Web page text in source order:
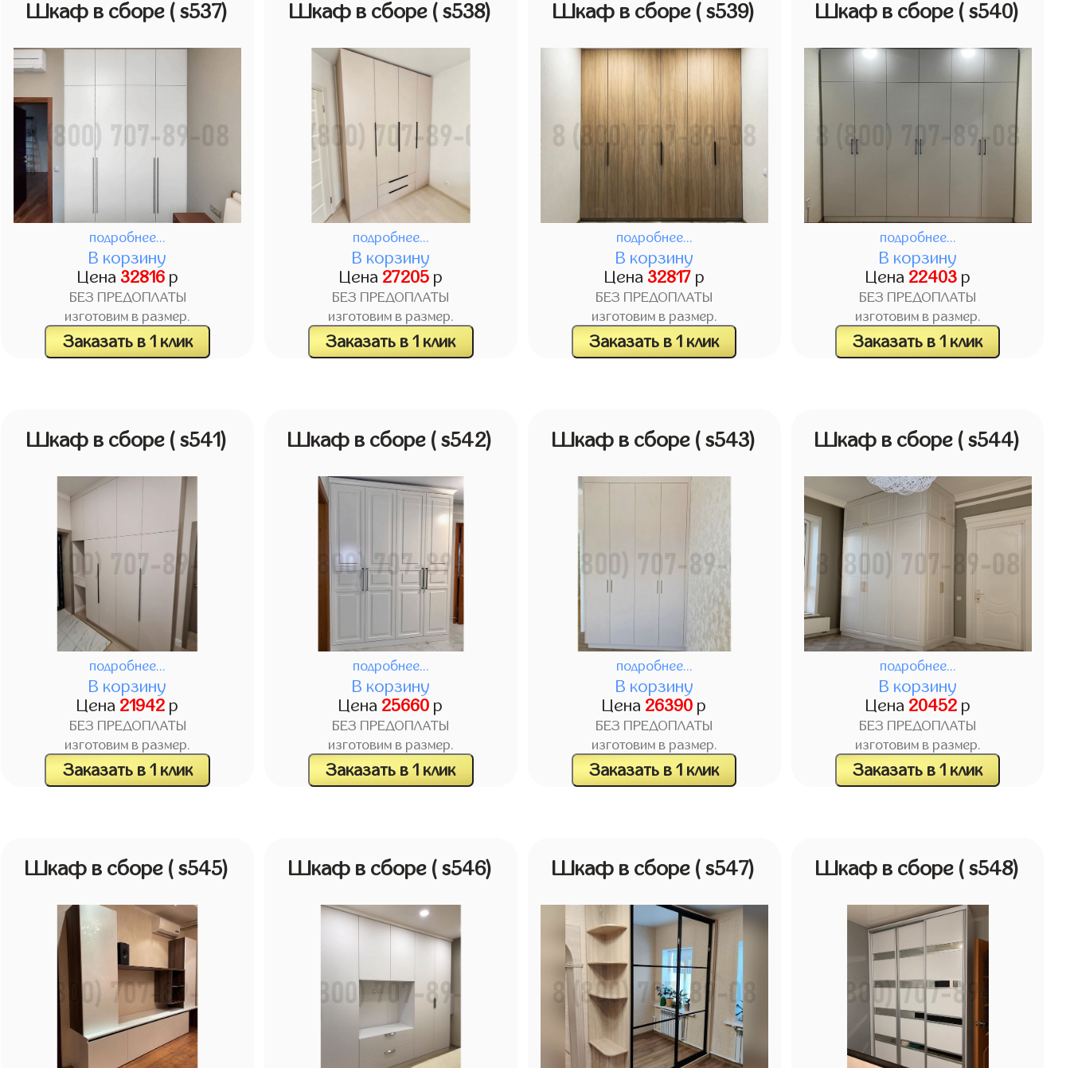
Шкаф в сборе ( s537)
подробнее...
В корзину
Цена 32816р
БЕЗ ПРЕДОПЛАТЫ
изготовим в размер.
Заказать в 1 клик
Шкаф в сборе ( s538)
подробнее...
В корзину
Цена 27205р
БЕЗ ПРЕДОПЛАТЫ
изготовим в размер.
Заказать в 1 клик
Шкаф в сборе ( s539)
подробнее...
В корзину
Цена 32817р
БЕЗ ПРЕДОПЛАТЫ
изготовим в размер.
Заказать в 1 клик
Шкаф в сборе ( s540)
подробнее...
В корзину
Цена 22403р
БЕЗ ПРЕДОПЛАТЫ
изготовим в размер.
Заказать в 1 клик
Шкаф в сборе ( s541)
подробнее...
В корзину
Цена 21942 р
БЕЗ ПРЕДОПЛАТЫ
изготовим в размер.
Заказать в 1 клик
Шкаф в сборе ( s542)
подробнее...
В корзину
Цена 25660 р
БЕЗ ПРЕДОПЛАТЫ
изготовим в размер.
Заказать в 1 клик
Шкаф в сборе ( s543)
подробнее...
В корзину
Цена 26390 р
БЕЗ ПРЕДОПЛАТЫ
изготовим в размер.
Заказать в 1 клик
Шкаф в сборе ( s544)
подробнее...
В корзину
Цена 20452р
БЕЗ ПРЕДОПЛАТЫ
изготовим в размер.
Заказать в 1 клик
Шкаф в сборе ( s545) Шкаф в сборе ( s546) Шкаф в сборе ( s547) Шкаф в сборе ( s548)